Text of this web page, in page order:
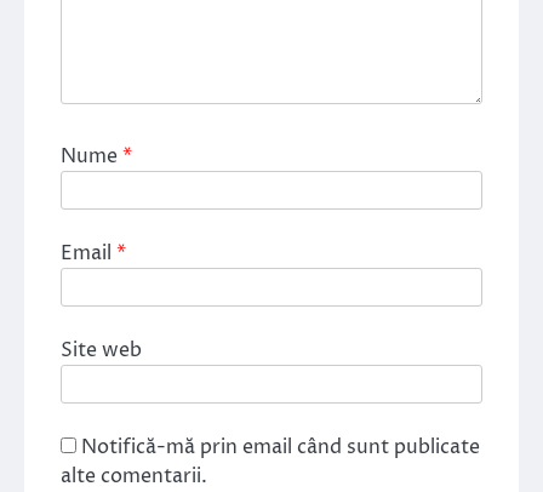
Nume*
Email *
Site web
Notifică-mă prin email când sunt publicate
alte comentarii.